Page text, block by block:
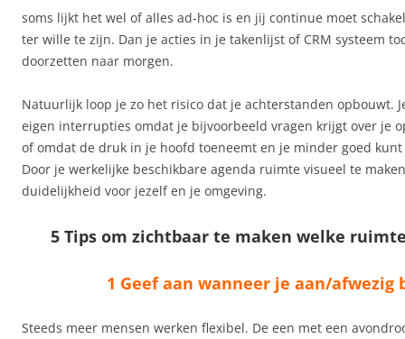
soms lijkt het wel of alles ad-hoc is en jij continue moet
ter wille te zijn. Dan je acties in je takenlijst of CRM systeem
doorzetten naar morgen.
Natuurlijk loop je zo het risico dat je achterstanden opbouwt.
eigen interrupties omdat je bijvoorbeeld vragen krijgt over je
of omdat de druk in je hoofd toeneemt en je minder goed
Door je werkelijke beschikbare agenda ruimte visueel te
duidelijkheid voor jezelf en je omgeving.
5 Tips om zichtbaar te maken welke
1 Geef aan wanneer je aan/afwezig
Steeds meer mensen werken flexibel. De een met een